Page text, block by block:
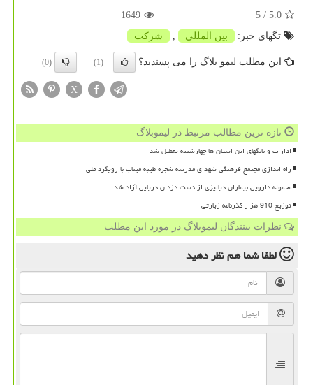
5.0
/ 5
1649
تگهای خبر:
بین المللی شركت
این مطلب لیمو بلاگ را می پسندید؟ (1)
(0)
X
تازه ترین مطالب مرتبط در لیموبلاگ
ادارات و بانکهای این استان ها چهارشنبه تعطیل شد
راه اندازی مجتمع فرهنگی شهدای مدرسه شجره طیبه میناب با رویکرد ملی
محموله دارویی بیماران دیالیزی از دست دزدان دریایی آزاد شد
توزیع 910 هزار گذرنامه زیارتی
نظرات بینندگان لیموبلاگ در مورد این مطلب
لطفا شما همنظر دهید